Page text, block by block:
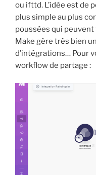
ou ifttd. L’idée est de
plus simple au plus
poussées qui
Make gère très bien
d’intégrations… Pour
workflow de partage :